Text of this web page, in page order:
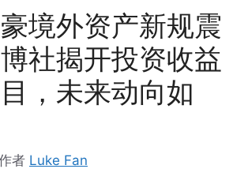
境外资产新规震
社揭开投资收益
，未来动向如
者 Luke Fan